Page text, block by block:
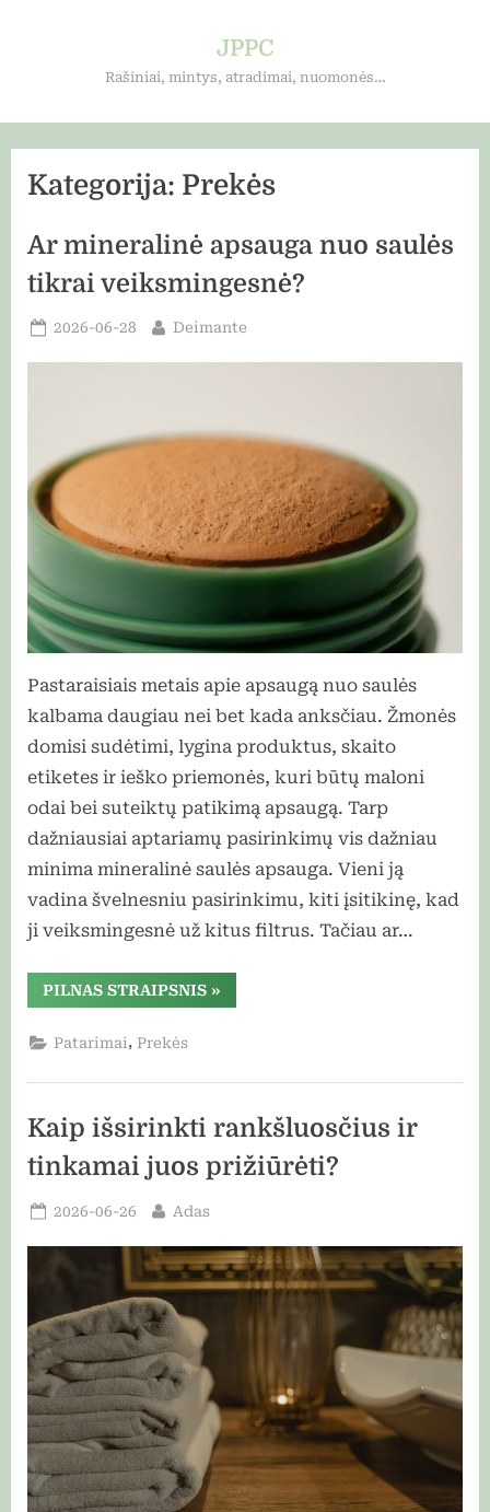
JPPC
Rašiniai, mintys, atradimai, nuomonės…
Kategorija: Prekės
Ar mineralinė apsauga nuo saulės
tikrai veiksmingesnė?
Posted
2026-06-28 By
Deimante
Pastaraisiais metais apie apsaugą nuo saulės
kalbama daugiau nei bet kada anksčiau. Žmonės
domisi sudėtimi, lygina produktus, skaito
etiketes ir ieško priemonės, kuri būtų maloni
odai bei suteiktų patikimą apsaugą. Tarp
dažniausiai aptariamų pasirinkimų vis dažniau
minima mineralinė saulės apsauga. Vieni ją
vadina švelnesniu pasirinkimu, kiti įsitikinę, kad
ji veiksmingesnė už kitus filtrus. Tačiau ar…
PILNAS STRAIPSNIS“Ar
mineralinė
veiksmingesnė?”
»
Patarimai, Prekės
Kaip išsirinkti rankšluosčius ir
tinkamai juos prižiūrėti?
Posted
2026-06-26 By
Adas